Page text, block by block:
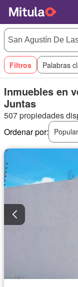
Filtros Palabras
Inmuebles en
Juntas
507 propiedades
Ordenar por: